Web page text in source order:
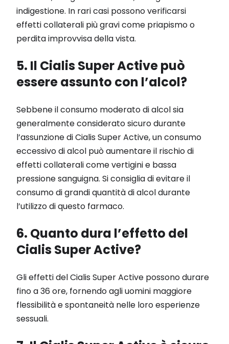
indigestione. In rari casi possono verificarsi
effetti collaterali più gravi come priapismo o
perdita improvvisa della vista.
5. Il Cialis Super Active può
essere assunto con l’alcol?
Sebbene il consumo moderato di alcol sia
generalmente considerato sicuro durante
l’assunzione di Cialis Super Active, un consumo
eccessivo di alcol può aumentare il rischio di
effetti collaterali come vertigini e bassa
pressione sanguigna. Si consiglia di evitare il
consumo di grandi quantità di alcol durante
l’utilizzo di questo farmaco.
6. Quanto dura l’effetto del
Cialis Super Active?
Gli effetti del Cialis Super Active possono durare
fino a 36 ore, fornendo agli uomini maggiore
flessibilità e spontaneità nelle loro esperienze
sessuali.